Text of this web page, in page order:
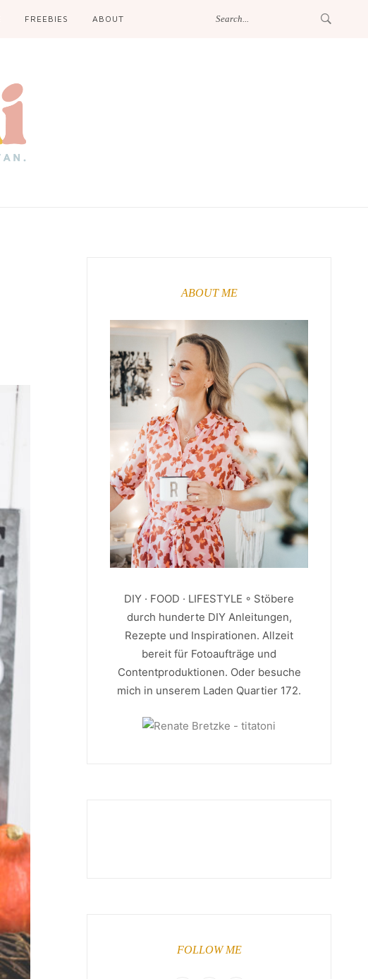
FREEBIES ABOUT
ABOUT ME
DIY · FOOD · LIFESTYLE ◦ Stöbere
durch hunderte DIY Anleitungen,
Rezepte und Inspirationen. Allzeit
bereit für Fotoaufträge und
Contentproduktionen. Oder besuche
mich in unserem Laden Quartier 172.
FOLLOW ME